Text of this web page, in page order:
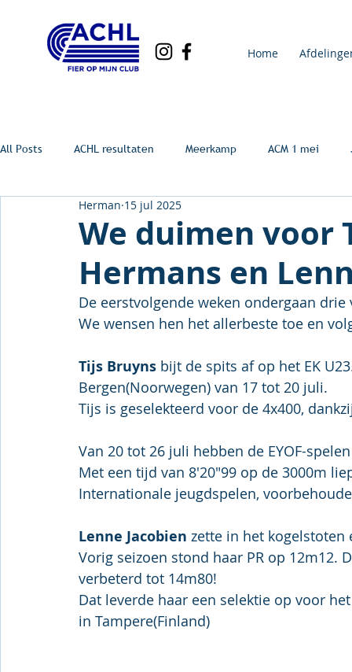
Home
All Posts ACHL resultaten Meerkamp ACM 1 mei
We duimen voor
Hermans en
Herman 15 jul 2025
De eerstvolgende weken ondergaan
We wensen hen het allerbeste toe en
Tijs Bruyns bijt de spits af op het EK
Bergen(Noorwegen) van 17 tot 20 juli.
Tijs is geselekteerd voor de 4x400,
Van 20 tot 26 juli hebben de EYOF-
Met een tijd van 8'20"99 op de 3000m
Internationale jeugdspelen,
Lenne Jacobien zette in het kogelstoten
Vorig seizoen stond haar PR op 12m12.
verbeterd tot 14m80!
Dat leverde haar een selektie op voor
in Tampere(Finland)